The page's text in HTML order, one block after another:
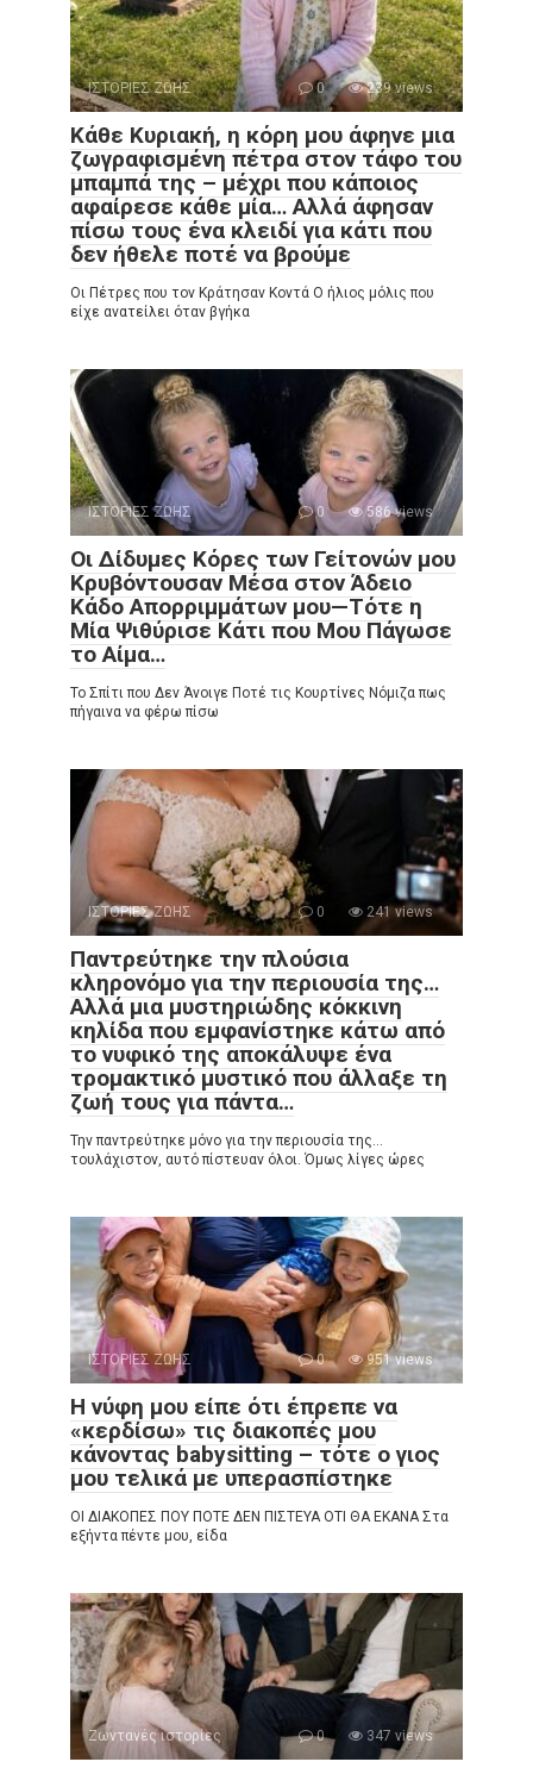
ΙΣΤΟΡΙΕΣ ΖΩΗΣ 0 239 views
Κάθε Κυριακή, η κόρη μου άφηνε μια
ζωγραφισμένη πέτρα στον τάφο του
μπαμπά της – μέχρι που κάποιος
αφαίρεσε κάθε μία… Αλλά άφησαν
πίσω τους ένα κλειδί για κάτι που
δεν ήθελε ποτέ να βρούμε
Οι Πέτρες που τον Κράτησαν Κοντά Ο ήλιος μόλις που
είχε ανατείλει όταν βγήκα
ΙΣΤΟΡΙΕΣ ΖΩΗΣ 0 586 views
Οι Δίδυμες Κόρες των Γείτονών μου
Κρυβόντουσαν Μέσα στον Άδειο
Κάδο Απορριμμάτων μου—Τότε η
Μία Ψιθύρισε Κάτι που Μου Πάγωσε
το Αίμα…
Το Σπίτι που Δεν Άνοιγε Ποτέ τις Κουρτίνες Νόμιζα πως
πήγαινα να φέρω πίσω
ΙΣΤΟΡΙΕΣ ΖΩΗΣ 0 241 views
Παντρεύτηκε την πλούσια
κληρονόμο για την περιουσία της…
Αλλά μια μυστηριώδης κόκκινη
κηλίδα που εμφανίστηκε κάτω από
το νυφικό της αποκάλυψε ένα
τρομακτικό μυστικό που άλλαξε τη
ζωή τους για πάντα…
Την παντρεύτηκε μόνο για την περιουσία της…
τουλάχιστον, αυτό πίστευαν όλοι. Όμως λίγες ώρες
ΙΣΤΟΡΙΕΣ ΖΩΗΣ 0 951 views
Η νύφη μου είπε ότι έπρεπε να
«κερδίσω» τις διακοπές μου
κάνοντας babysitting – τότε ο γιος
μου τελικά με υπερασπίστηκε
ΟΙ ΔΙΑΚΟΠΕΣ ΠΟΥ ΠΟΤΕ ΔΕΝ ΠΙΣΤΕΥΑ ΟΤΙ ΘΑ ΕΚΑΝΑ Στα
εξήντα πέντε μου, είδα
Ζωντανές ιστορίες 0 347 views